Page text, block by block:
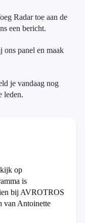
Radar toe aan de
een bericht.
panel en maak
je vandaag nog
leden.
op
is
bij AVROTROS
van Antoinette